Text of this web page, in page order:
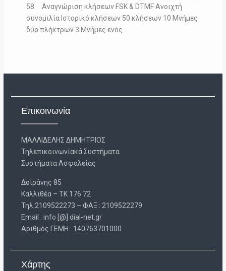
58 Αναγνώριση κλήσεων FSK & DTMF Ανοιχτή
συνομιλία Ιστορικό κλήσεων 50 κλήσεων 10 Μνήμες
δύο πλήκτρων 3 Μνήμες ενός …
Επικοινωνία
ΜΑΛΛΙΔΕΛΗΣ ΔΗΜΗΤΡΙΟΣ
Τηλεπικοινωνίακά Συστήματα
Συστήματα Ασφαλείας
Δοϊράνης 85
Καλλιθέα – ΤΚ 176 72
Τηλ:2109522273 – ΦΑΞ : 2109522279
Email : info [@] dial-net.gr
Aριθμός ΓΕΜΗ : 140763701000
Χάρτης